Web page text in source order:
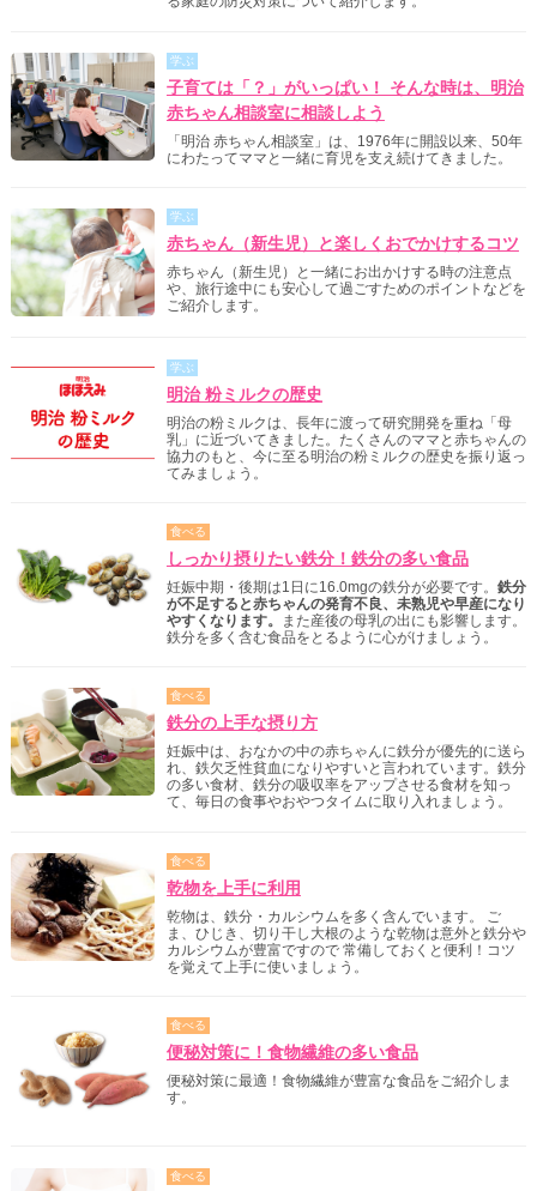
学ぶ
子育ては「？」がいっぱい！ そんな時は、明治
赤ちゃん相談室に相談しよう
「明治 赤ちゃん相談室」は、1976年に開設以来、50年
にわたってママと一緒に育児を支え続けてきました。
学ぶ
赤ちゃん（新生児）と楽しくおでかけするコツ
赤ちゃん（新生児）と一緒にお出かけする時の注意点
や、旅行途中にも安心して過ごすためのポイントなどを
ご紹介します。
学ぶ
明治 粉ミルクの歴史
明治の粉ミルクは、長年に渡って研究開発を重ね「母
乳」に近づいてきました。たくさんのママと赤ちゃんの
協力のもと、今に至る明治の粉ミルクの歴史を振り返っ
てみましょう。
食べる
しっかり摂りたい鉄分！鉄分の多い食品
妊娠中期・後期は1日に16.0mgの鉄分が必要です。 鉄分
が不足すると赤ちゃんの発育不良、未熟児や早産になり
やすくなります。
また産後の母乳の出にも影響します。
鉄分を多く含む食品をとるように心がけましょう。
食べる
鉄分の上手な摂り方
妊娠中は、おなかの中の赤ちゃんに鉄分が優先的に送ら
れ、鉄欠乏性貧血になりやすいと言われています。鉄分
の多い食材、鉄分の吸収率をアップさせる食材を知っ
て、毎日の食事やおやつタイムに取り入れましょう。
食べる
乾物を上手に利用
乾物は、鉄分・カルシウムを多く含んでいます。 ご
ま、ひじき、切り干し大根のような乾物は意外と鉄分や
カルシウムが豊富ですので 常備しておくと便利！コツ
を覚えて上手に使いましょう。
食べる
便秘対策に！食物繊維の多い食品
便秘対策に最適！食物繊維が豊富な食品をご紹介しま
す。
食べる